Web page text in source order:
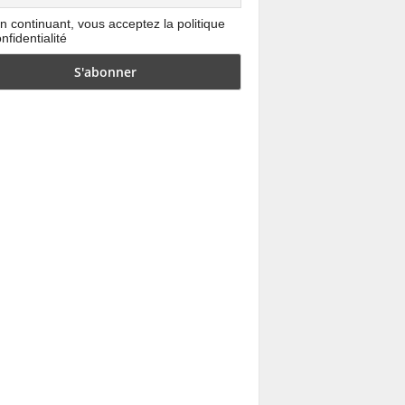
continuant, vous acceptez la politique